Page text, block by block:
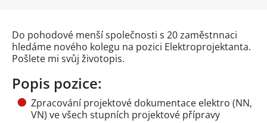
Do pohodové menší společnosti s 20 zaměstnnaci
hledáme nového kolegu na pozici Elektroprojektanta.
Pošlete mi svůj životopis.
Popis pozice:
Zpracování projektové dokumentace elektro (NN,
VN) ve všech stupních projektové přípravy